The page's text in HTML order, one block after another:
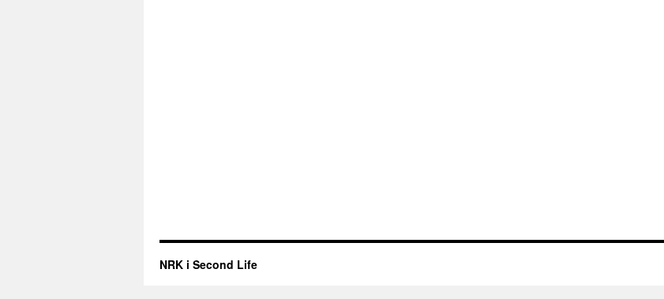
NRK i Second Life